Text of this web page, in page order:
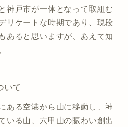
神戸市が一体となって取組む
リケートな時期であり、現段
あると思いますが、あえて知
いて
ある空港から山に移動し、神
いる山、六甲山の賑わい創出